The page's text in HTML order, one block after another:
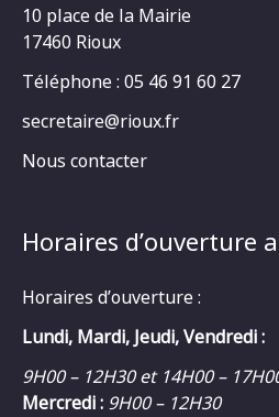
10 place de la Mairie
17460 Rioux
Téléphone : 05 46 91 60 27
secretaire@rioux.fr
Nous contacter
Horaires d’ouverture
Horaires d’ouverture :
Lundi, Mardi, Jeudi, Vendredi :
9H00 – 12H30 et 14H00 –
Mercredi : 9H00 – 12H30